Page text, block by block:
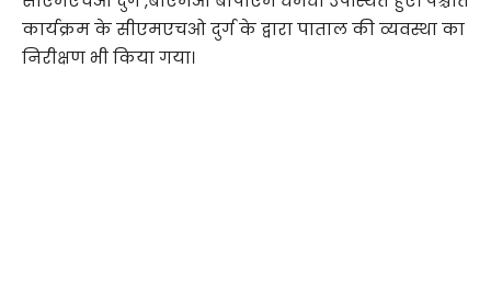
कार्यक्रम के सीएमएचओ दुर्ग के द्वारा पाताल की व्यवस्था का
निरीक्षण भी किया गया।